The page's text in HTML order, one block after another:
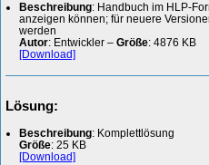
Beschreibung: Handbuch im HLP-
anzeigen können; für neuere
werden
Autor: Entwickler – Größe: 4876 KB
[Download]
Lösung:
Beschreibung: Komplettlösung
Größe: 25 KB
[Download]